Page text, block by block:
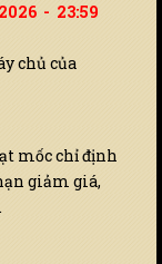
- 23:59
chủ của
mốc chỉ định
giảm giá,